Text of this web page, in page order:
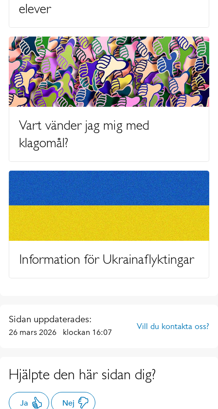
elever
Vart vänder jag mig med
klagomål?
Information för Ukrainaflyktingar
Sidan uppdaterades:
26 mars 2026 klockan 16:07
Vill du kontakta oss?
Hjälpte den här sidan dig?
Ja Nej